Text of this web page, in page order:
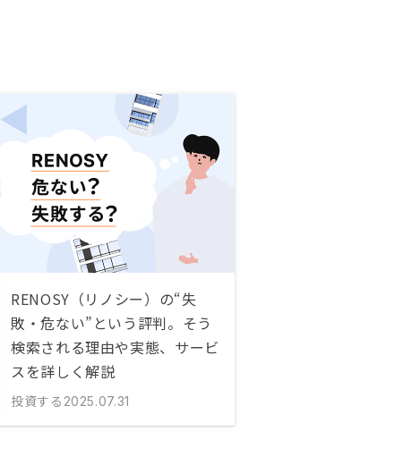
RENOSY（リノシー）の“失
敗・危ない”という評判。そう
検索される理由や実態、サービ
スを詳しく解説
投資する 2025.07.31